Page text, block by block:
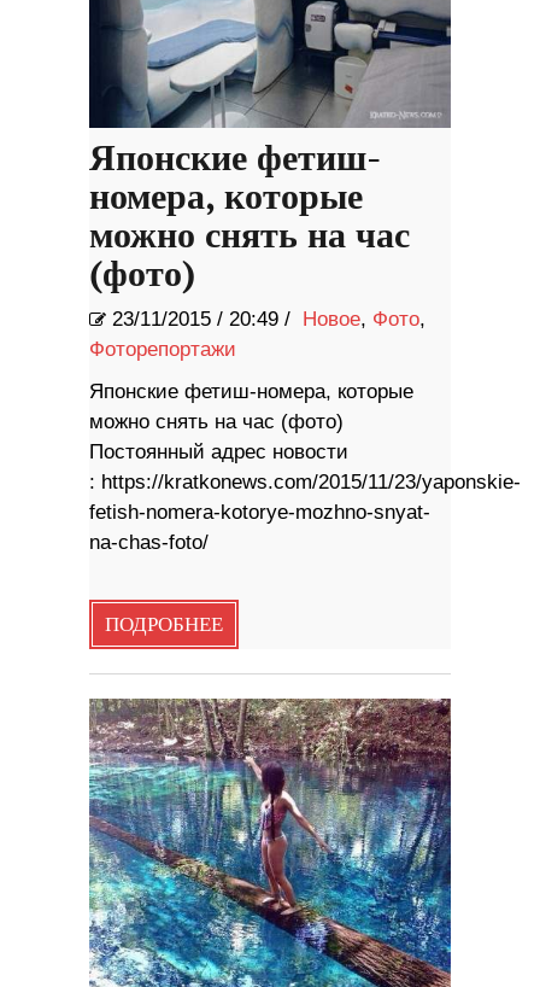
Японские фетиш-
номера, которые
можно снять на час
(фото)
23/11/2015 / 20:49 / Новое, Фото,
Фоторепортажи
Японские фетиш-номера, которые
можно снять на час (фото)
Постоянный адрес новости
: https://kratkonews.com/2015/11/23/yaponskie-
fetish-nomera-kotorye-mozhno-snyat-
na-chas-foto/
ПОДРОБНЕЕ